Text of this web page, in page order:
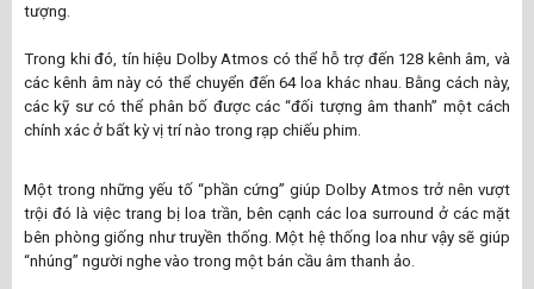
tượng.
Trong khi đó, tín hiệu Dolby Atmos có thể hỗ trợ đến 128 kênh âm, và
các kênh âm này có thể chuyển đến 64 loa khác nhau. Bằng cách này,
các kỹ sư có thể phân bố được các “đối tượng âm thanh” một cách
chính xác ở bất kỳ vị trí nào trong rạp chiếu phim.
Một trong những yếu tố “phần cứng” giúp Dolby Atmos trở nên vượt
trội đó là việc trang bị loa trần, bên cạnh các loa surround ở các mặt
bên phòng giống như truyền thống. Một hệ thống loa như vậy sẽ giúp
“nhúng” người nghe vào trong một bán cầu âm thanh ảo.